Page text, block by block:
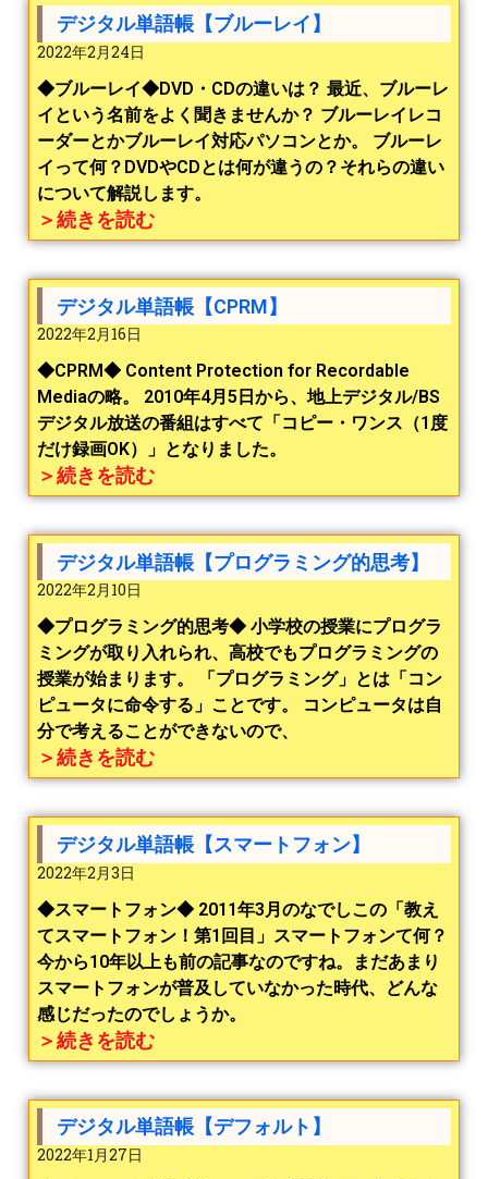
デジタル単語帳【ブルーレイ】
2022年2月24日
◆ブルーレイ◆DVD・CDの違いは？ 最近、ブルーレ
イという名前をよく聞きませんか？ ブルーレイレコ
ーダーとかブルーレイ対応パソコンとか。 ブルーレ
イって何？DVDやCDとは何が違うの？それらの違い
について解説します。
＞続きを読む
デジタル単語帳【CPRM】
2022年2月16日
◆CPRM◆ Content Protection for Recordable
Mediaの略。 2010年4月5日から、地上デジタル/BS
デジタル放送の番組はすべて「コピー・ワンス（1度
だけ録画OK）」となりました。
＞続きを読む
デジタル単語帳【プログラミング的思考】
2022年2月10日
◆プログラミング的思考◆ 小学校の授業にプログラ
ミングが取り入れられ、高校でもプログラミングの
授業が始まります。 「プログラミング」とは「コン
ピュータに命令する」ことです。 コンピュータは自
分で考えることができないので、
＞続きを読む
デジタル単語帳【スマートフォン】
2022年2月3日
◆スマートフォン◆ 2011年3月のなでしこの「教え
てスマートフォン！第1回目」スマートフォンて何？
今から10年以上も前の記事なのですね。まだあまり
スマートフォンが普及していなかった時代、どんな
感じだったのでしょうか。
＞続きを読む
デジタル単語帳【デフォルト】
2022年1月27日